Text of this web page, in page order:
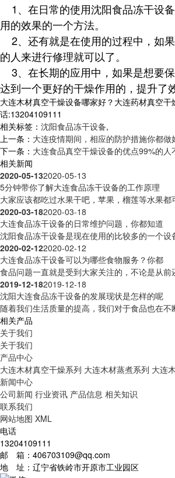
1、在日常的使用沈阳食品冻干设
用的效果的一个方法。
2、还有就是在使用的过程中，如
的人来进行修理就可以了。
3、在长期的应用中，如果是想要
达到一个更好的干燥作用的，提升了
大连木材真空干燥设备哪家好？大连药材真空
话:13204109111
相关标签： 沈阳食品冻干设备,
上一条： 大连疫情期间，相应的防护措施你都做
下一条： 大连食品真空干燥设备的优点99%的人
相关新闻
2020-05-132020-05-13
5分钟带你了解大连食品冻干设备的工作原理
大家应该都吃过水果干吧，苹果，榴莲等水果
2020-03-182020-03-18
大连食品冻干设备的日常维护问题，你都知道
沈阳食品冻干设备是现在使用的比较多的一个
2020-02-122020-02-12
大连食品冻干设备可以为哪些食物服务？你都
食品问题一直就是受到大家关注的，不论是从
2019-12-182019-12-18
沈阳大连食品冻干设备的发展现状是怎样的呢
随着我们生活质量的提高，我们对于食品也在
相关产品
关于我们
关于我们
产品中心
大连木材真空干燥系列 大连木材蒸煮系列 大连
新闻中心
公司新闻 行业资讯 产品信息 相关知识
联系我们
网站地图 XML
电话
13204109111
邮 箱：406703109@qq.com
地 址：辽宁省铁岭市开原市工业园区